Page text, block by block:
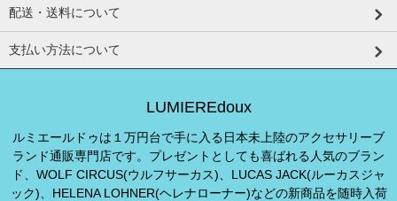
配送・送料について
支払い方法について
LUMIEREdoux
ルミエールドゥは１万円台で手に入る日本未上陸のアクセサリーブ
ランド通販専門店です。プレゼントとしても喜ばれる人気のブラン
ド、WOLF CIRCUS(ウルフサーカス)、LUCAS JACK(ルーカスジャ
ック)、HELENA LOHNER(ヘレナローナー)などの新商品を随時入荷